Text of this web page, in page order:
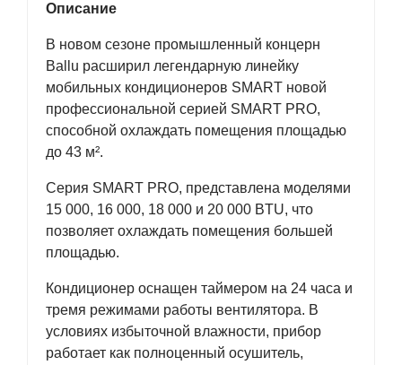
Описание
В новом сезоне промышленный концерн
Ballu расширил легендарную линейку
мобильных кондиционеров SMART новой
профессиональной серией SMART PRO,
способной охлаждать помещения площадью
до 43 м².
Серия SMART PRO, представлена моделями
15 000, 16 000, 18 000 и 20 000 BTU, что
позволяет охлаждать помещения большей
площадью.
Кондиционер оснащен таймером на 24 часа и
тремя режимами работы вентилятора. В
условиях избыточной влажности, прибор
работает как полноценный осушитель,